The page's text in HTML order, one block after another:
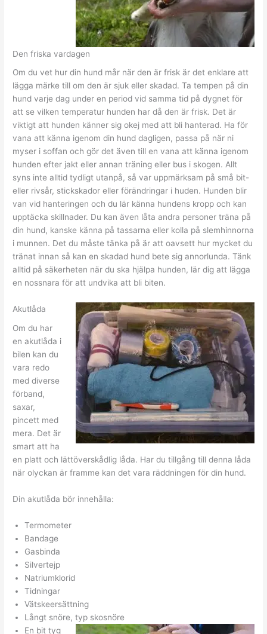
Den friska vardagen
Om du vet hur din hund mår när den är frisk är det enklare att
lägga märke till om den är sjuk eller skadad. Ta tempen på din
hund varje dag under en period vid samma tid på dygnet för
att se vilken temperatur hunden har då den är frisk. Det är
viktigt att hunden känner sig okej med att bli hanterad. Ha för
vana att känna igenom din hund dagligen, passa på när ni
myser i soffan och gör det även till en vana att känna igenom
hunden efter jakt eller annan träning eller bus i skogen. Allt
syns inte alltid tydligt utanpå, så var uppmärksam på små bit-
eller rivsår, stickskador eller förändringar i huden. Hunden blir
van vid hanteringen och du lär känna hundens kropp och kan
upptäcka skillnader. Du kan även låta andra personer träna på
din hund, kanske känna på tassarna eller kolla på slemhinnorna
i munnen. Det du måste tänka på är att oavsett hur mycket du
tränat innan så kan en skadad hund bete sig annorlunda. Tänk
alltid på säkerheten när du ska hjälpa hunden, lär dig att lägga
en nossnara för att undvika att bli biten.
Akutlåda
Om du har
en akutlåda i
bilen kan du
vara redo
med diverse
förband,
saxar,
pincett med
mera. Det är
smart att ha
en platt och lättöverskådlig låda. Har du tillgång till denna låda
när olyckan är framme kan det vara räddningen för din hund.
Din akutlåda bör innehålla:
Termometer
Bandage
Gasbinda
Silvertejp
Natriumklorid
Tidningar
Vätskeersättning
Långt snöre, typ skosnöre
En bit tyg